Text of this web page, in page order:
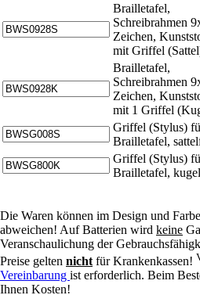
Brailletafel,
Schreibrahmen
Zeichen,
mit Griffel
Brailletafel,
Schreibrahmen
Zeichen,
mit 1 Griffel
Griffel (Stylus)
Brailletafel,
Griffel (Stylus)
Brailletafel,
Die Waren können im Design und
abweichen! Auf Batterien wird keine
Veranschaulichung der
Preise gelten nicht für Krankenkassen!
Vereinbarung ist erforderlich. Beim
Ihnen Kosten!